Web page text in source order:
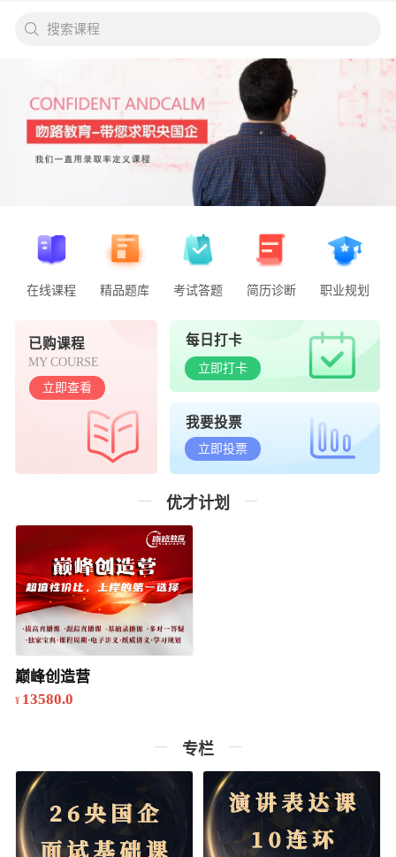
搜索课程
在线课程 精品题库 考试答题 简历诊断 职业规划
MY COURSE
立即查看
已购课程 每日打卡
立即打卡
我要投票
立即投票
优才计划
巅峰创造营
13580.0
专栏